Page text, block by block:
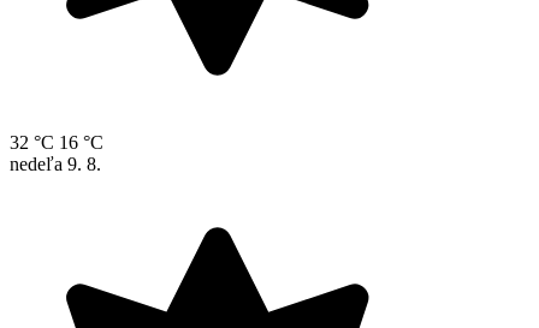
32 °C 16 °C
nedeľa 9. 8.